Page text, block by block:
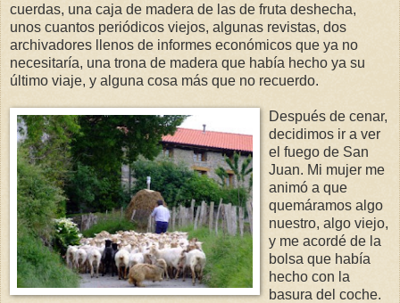
cuerdas, una caja de madera de las de fruta deshecha,
unos cuantos periódicos viejos, algunas revistas, dos
archivadores llenos de informes económicos que ya no
necesitaría, una trona de madera que había hecho ya su
último viaje, y alguna cosa más que no recuerdo.
Después de cenar,
decidimos ir a ver
el fuego de San
Juan. Mi mujer me
animó a que
quemáramos algo
nuestro, algo viejo,
y me acordé de la
bolsa que había
hecho con la
basura del coche.